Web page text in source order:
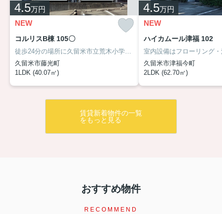
4.5万円
NEW
コルリスB棟 105〇
徒歩24分の場所に久留米市立荒木小学校があります。久留米市に特化した当社は、確かな地域情報と豊富な賃貸情報を取り扱っています。知識をあまりお持ちでない方にも親切にサポート致しますので、ぜひお部屋探しは当社にお任せ下さい。
久留米市藤光町
1LDK (40.07㎡)
4.5万円
NEW
ハイカムール津福 102
久留米市津福今町
2LDK (62.70㎡)
賃貸新着物件の一覧
をもっと見る
おすすめ物件
RECOMMEND